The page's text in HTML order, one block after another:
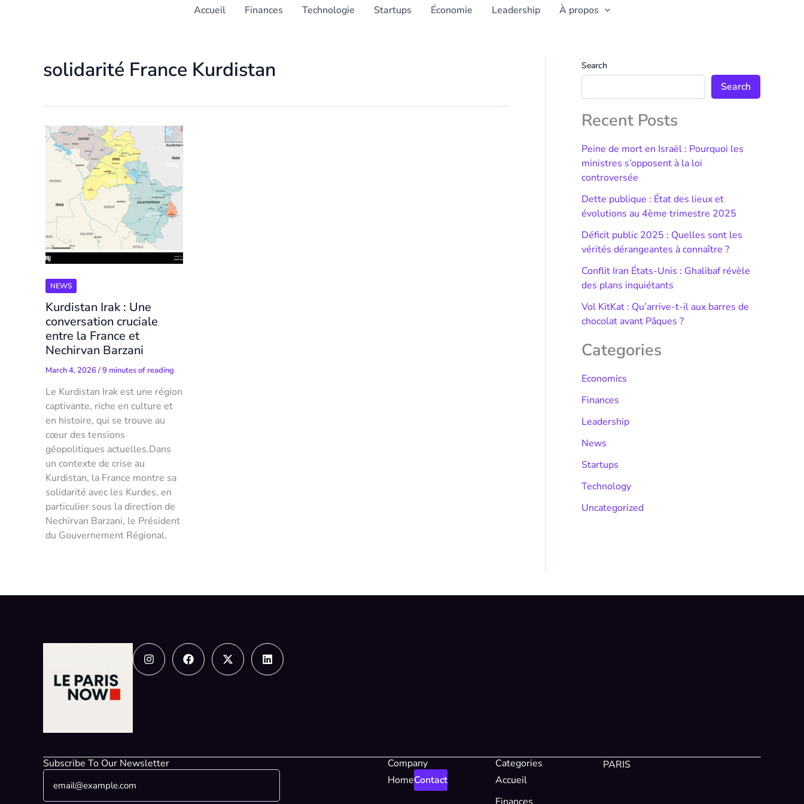
Accueil Finances Technologie Startups Économie Leadership À propos
solidarité France Kurdistan
NEWS
Kurdistan Irak : Une
conversation cruciale
entre la France et
Nechirvan Barzani
March 4, 2026/9 minutes of reading
Le Kurdistan Irak est une région
captivante, riche en culture et
en histoire, qui se trouve au
cœur des tensions
géopolitiques actuelles.Dans
un contexte de crise au
Kurdistan, la France montre sa
solidarité avec les Kurdes, en
particulier sous la direction de
Nechirvan Barzani, le Président
du Gouvernement Régional.
Search
Search
Recent Posts
Peine de mort en Israël : Pourquoi les
ministres s’opposent à la loi
controversée
Dette publique : État des lieux et
évolutions au 4ème trimestre 2025
Déficit public 2025 : Quelles sont les
vérités dérangeantes à connaître ?
Conflit Iran États-Unis : Ghalibaf révèle
des plans inquiétants
Vol KitKat : Qu’arrive-t-il aux barres de
chocolat avant Pâques ?
Categories
Economics
Finances
Leadership
News
Startups
Technology
Uncategorized
InstagramFacebookX-
twitter
Linkedin
Subscribe To Our Newsletter
*
m
E
a
Company
HomeContact
Categories
Accueil
PARIS